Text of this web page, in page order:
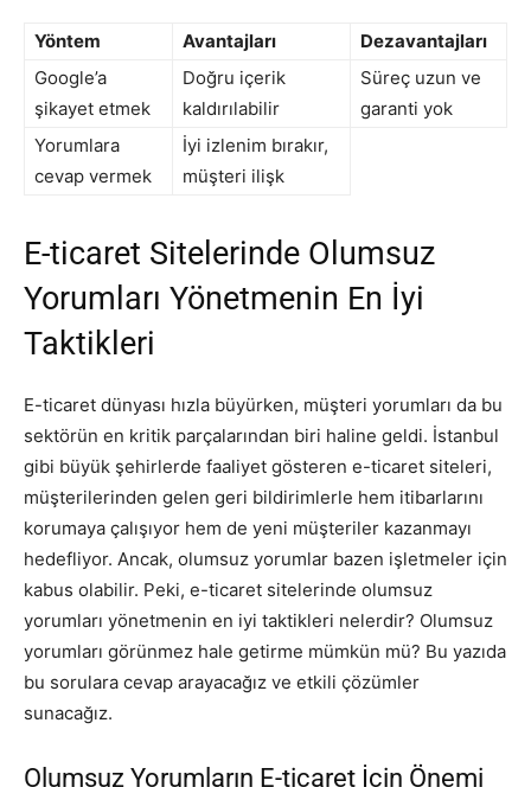
Yöntem Avantajları
Dezavantajları
Google’a
şikayet etmek
Doğru içerik
kaldırılabilir
Süreç uzun ve
garanti yok
Yorumlara
cevap vermek
İyi izlenim bırakır,
müşteri ilişk
E-ticaret Sitelerinde Olumsuz
Yorumları Yönetmenin En İyi
Taktikleri
E-ticaret dünyası hızla büyürken, müşteri yorumları da bu
sektörün en kritik parçalarından biri haline geldi. İstanbul
gibi büyük şehirlerde faaliyet gösteren e-ticaret siteleri,
müşterilerinden gelen geri bildirimlerle hem itibarlarını
korumaya çalışıyor hem de yeni müşteriler kazanmayı
hedefliyor. Ancak, olumsuz yorumlar bazen işletmeler için
kabus olabilir. Peki, e-ticaret sitelerinde olumsuz
yorumları yönetmenin en iyi taktikleri nelerdir? Olumsuz
yorumları görünmez hale getirme mümkün mü? Bu yazıda
bu sorulara cevap arayacağız ve etkili çözümler
sunacağız.
Olumsuz Yorumların E-ticaret İçin Önemi